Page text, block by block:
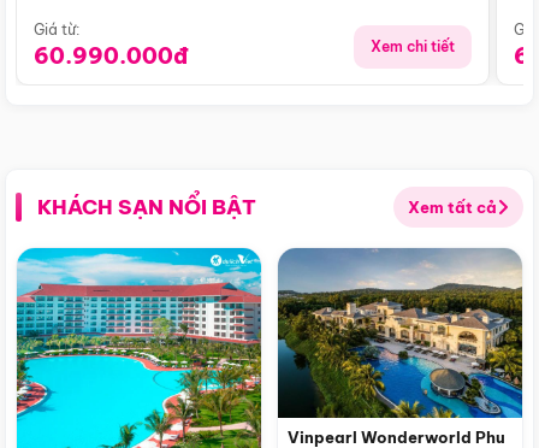
Giá từ:
60.990.000đ Xem chi tiết
KHÁCH SẠN NỔI BẬT Xem tất cả
Vinpearl Wonderworld Phu